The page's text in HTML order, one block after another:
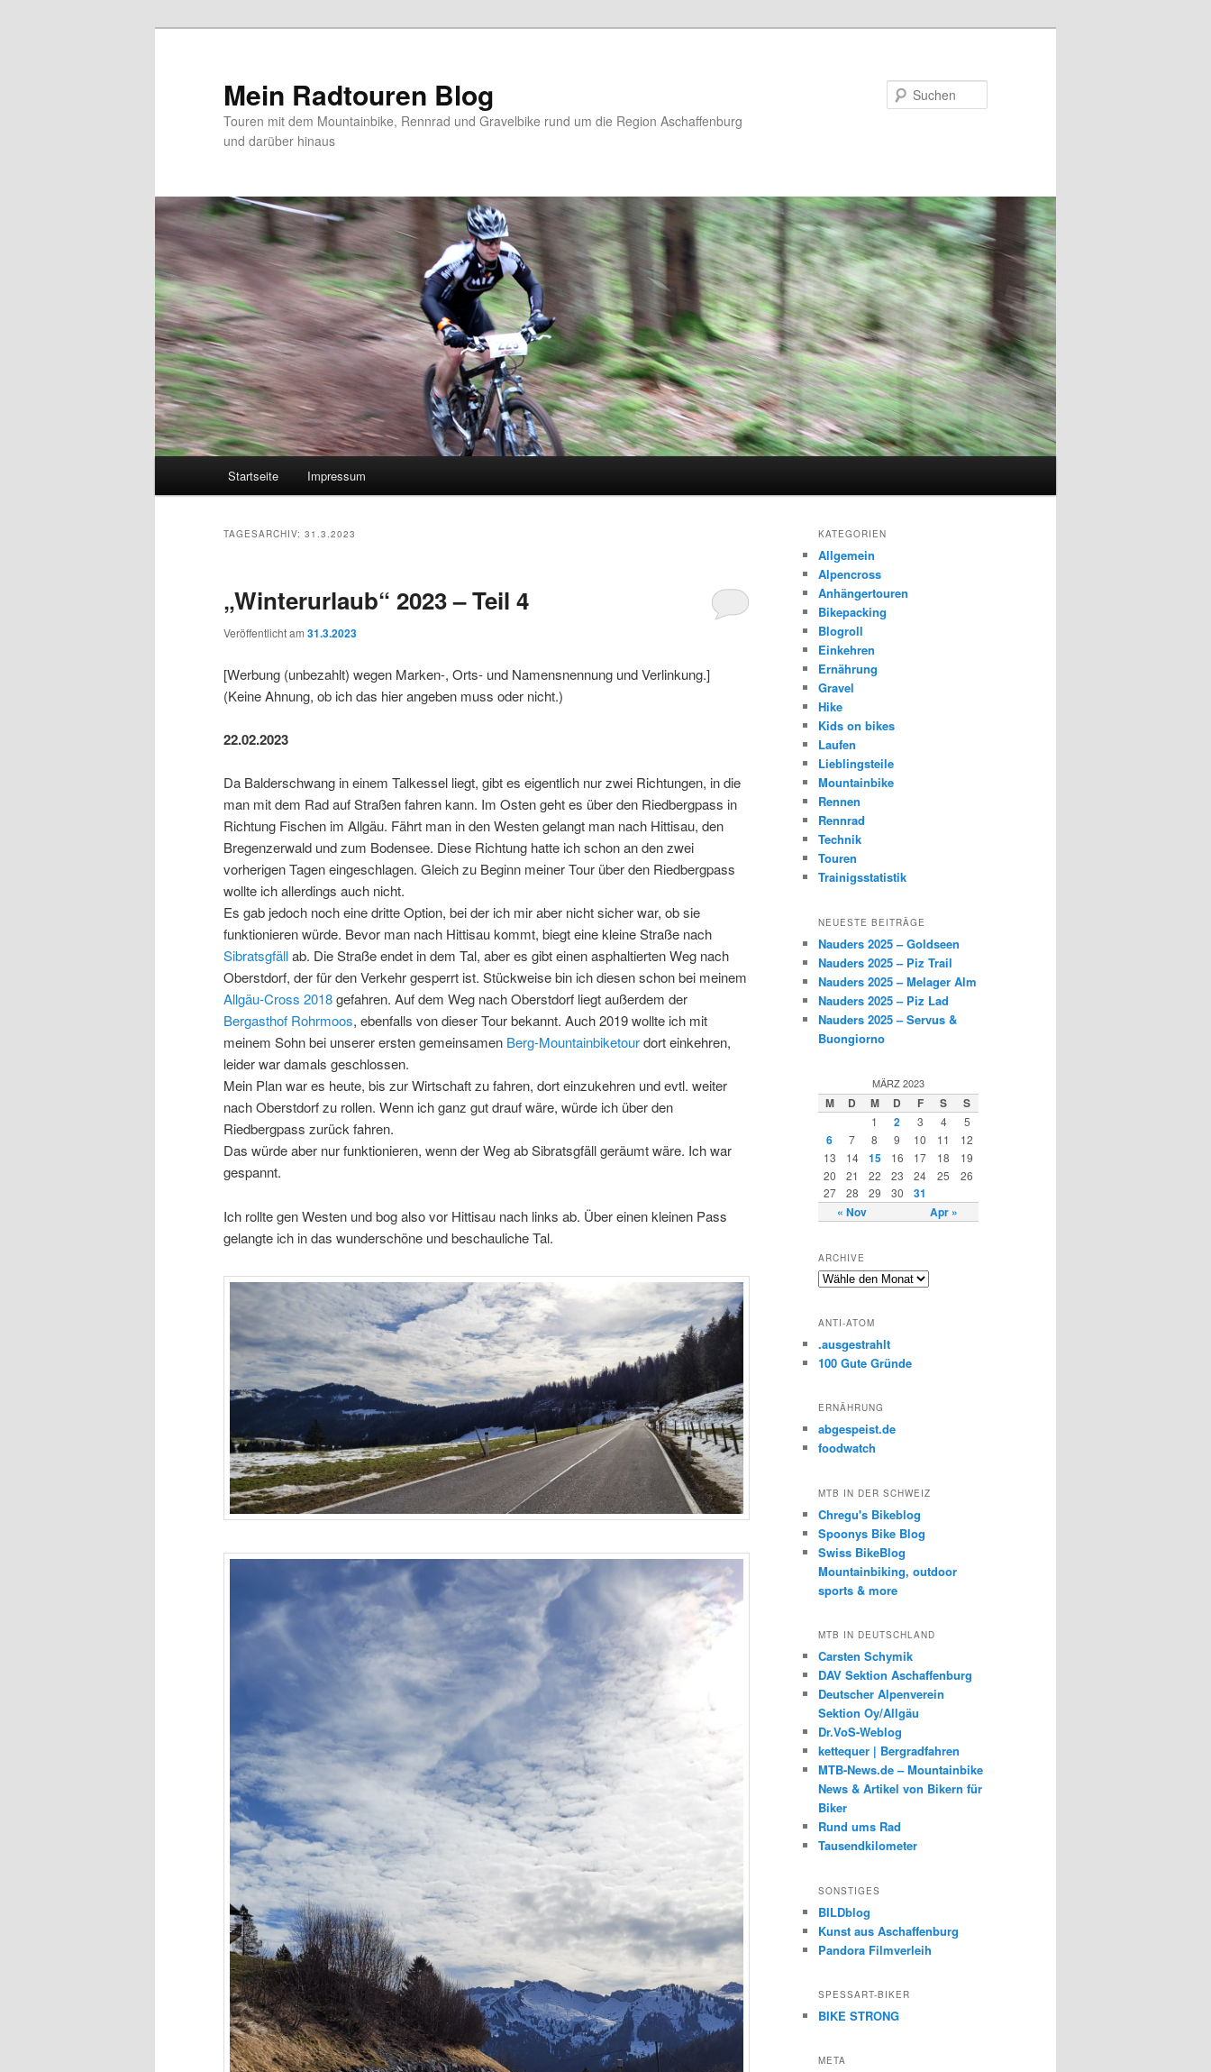
Mein Radtouren Blog
Touren mit dem Mountainbike, Rennrad und Gravelbike rund um die Region Aschaffenburg
und darüber hinaus
Startseite Impressum
TAGESARCHIV: 31.3.2023
„Winterurlaub“ 2023 – Teil 4
Veröffentlicht am 31.3.2023
[Werbung (unbezahlt) wegen Marken-, Orts- und Namensnennung und Verlinkung.]
(Keine Ahnung, ob ich das hier angeben muss oder nicht.)
22.02.2023
Da Balderschwang in einem Talkessel liegt, gibt es eigentlich nur zwei Richtungen, in die
man mit dem Rad auf Straßen fahren kann. Im Osten geht es über den Riedbergpass in
Richtung Fischen im Allgäu. Fährt man in den Westen gelangt man nach Hittisau, den
Bregenzerwald und zum Bodensee. Diese Richtung hatte ich schon an den zwei
vorherigen Tagen eingeschlagen. Gleich zu Beginn meiner Tour über den Riedbergpass
wollte ich allerdings auch nicht.
Es gab jedoch noch eine dritte Option, bei der ich mir aber nicht sicher war, ob sie
funktionieren würde. Bevor man nach Hittisau kommt, biegt eine kleine Straße nach
Sibratsgfällab. Die Straße endet in dem Tal, aber es gibt einen asphaltierten Weg nach
Oberstdorf, der für den Verkehr gesperrt ist. Stückweise bin ich diesen schon bei meinem
Allgäu-Cross 2018gefahren. Auf dem Weg nach Oberstdorf liegt außerdem der
Bergasthof Rohrmoos, ebenfalls von dieser Tour bekannt. Auch 2019 wollte ich mit
meinem Sohn bei unserer ersten gemeinsamen Berg-Mountainbiketourdort einkehren,
leider war damals geschlossen.
Mein Plan war es heute, bis zur Wirtschaft zu fahren, dort einzukehren und evtl. weiter
nach Oberstdorf zu rollen. Wenn ich ganz gut drauf wäre, würde ich über den
Riedbergpass zurück fahren.
Das würde aber nur funktionieren, wenn der Weg ab Sibratsgfäll geräumt wäre. Ich war
gespannt.
Ich rollte gen Westen und bog also vor Hittisau nach links ab. Über einen kleinen Pass
gelangte ich in das wunderschöne und beschauliche Tal.
KATEGORIEN
Allgemein
Alpencross
Anhängertouren
Bikepacking
Blogroll
Einkehren
Ernährung
Gravel
Hike
Kids on bikes
Laufen
Lieblingsteile
Mountainbike
Rennen
Rennrad
Technik
Touren
Trainigsstatistik
NEUESTE BEITRÄGE
Nauders 2025 – Goldseen
Nauders 2025 – Piz Trail
Nauders 2025 – Melager Alm
Nauders 2025 – Piz Lad
Nauders 2025 – Servus &
Buongiorno
MÄRZ 2023
M D M D F S S
« Nov Apr »
1 2 3 4 5
6 7 8 9 10 11
12
13
14 15 16 17 18
19
20
21 22 23 24 25
26
27
28 29 30 31
ARCHIVE
A
h
i
v
ANTI-ATOM
.ausgestrahlt
100 Gute Gründe
ERNÄHRUNG
abgespeist.de
foodwatch
MTB IN DER SCHWEIZ
Chregu's Bikeblog
Spoonys Bike Blog
Swiss BikeBlog
Mountainbiking, outdoor
sports & more
MTB IN DEUTSCHLAND
Carsten Schymik
DAV Sektion Aschaffenburg
Deutscher Alpenverein
Sektion Oy/Allgäu
Dr.VoS-Weblog
kettequer | Bergradfahren
MTB-News.de – Mountainbike
News & Artikel von Bikern für
Biker
Rund ums Rad
Tausendkilometer
SONSTIGES
BILDblog
Kunst aus Aschaffenburg
Pandora Filmverleih
SPESSART-BIKER
BIKE STRONG
META